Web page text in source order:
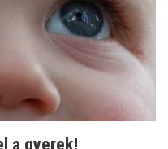
a gyerek!